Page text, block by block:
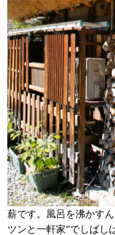
薪です。風呂を沸かす
ツンと一軒家”でしばし